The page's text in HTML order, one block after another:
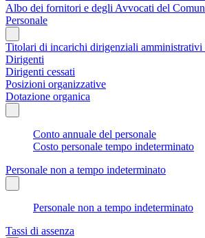
Albo dei fornitori e degli Avvocati del
Personale
Titolari di incarichi dirigenziali amministrativi
Dirigenti
Dirigenti cessati
Posizioni organizzative
Dotazione organica
Conto annuale del personale
Costo personale tempo indeterminato
Personale non a tempo indeterminato
Personale non a tempo indeterminato
Tassi di assenza